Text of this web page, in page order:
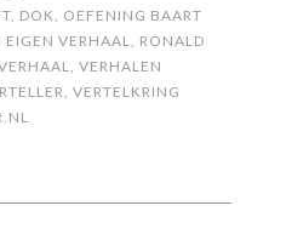
, DOK, OEFENING BAART
EIGEN VERHAAL, RONALD
, VERHALEN
, VERTELKRING